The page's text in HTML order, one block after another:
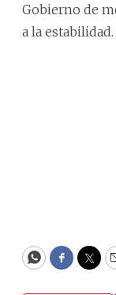
Gobierno de
a la estabilidad.
WhatsApp